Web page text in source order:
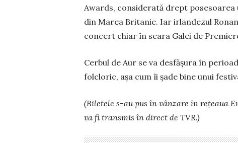
Awards, considerată drept pose­soarea
din Marea Britanie. Iar irlan­dezul
concert chiar în seara Galei de
Cerbul de Aur se va desfăşura în
folcloric, așa cum îi șade bine unui
(Biletele s-au pus în vânzare în reţeaua
va fi transmis în direct de TVR.)